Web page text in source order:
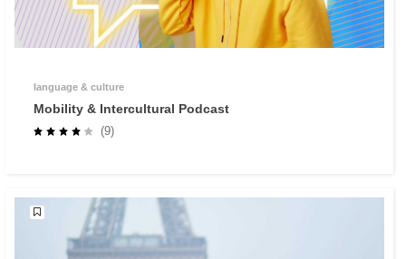
language & culture
Mobility & Intercultural Podcast
(9)